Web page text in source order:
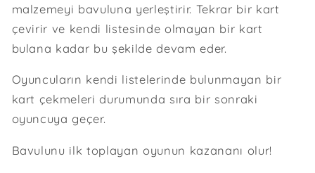
malzemeyi bavuluna yerleştirir. Tekrar bir kart
çevirir ve kendi listesinde olmayan bir kart
bulana kadar bu şekilde devam eder.
Oyuncuların kendi listelerinde bulunmayan bir
kart çekmeleri durumunda sıra bir sonraki
oyuncuya geçer.
Bavulunu ilk toplayan oyunun kazananı olur!